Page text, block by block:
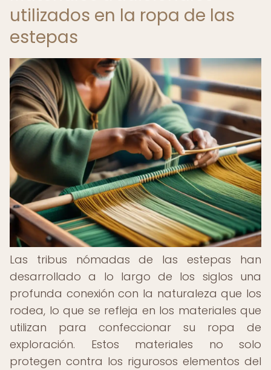
utilizados en la ropa de las
estepas
Las tribus nómadas de las estepas han
desarrollado a lo largo de los siglos una
profunda conexión con la naturaleza que los
rodea, lo que se refleja en los materiales que
utilizan para confeccionar su ropa de
exploración. Estos materiales no solo
protegen contra los rigurosos elementos del